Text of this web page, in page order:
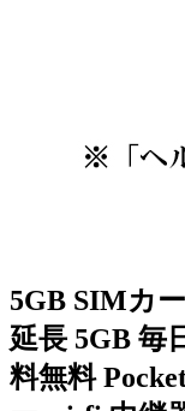
5GB SIMカ
延長 5GB 毎
料無料